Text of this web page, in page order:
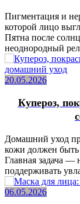
Пигментация и
которой лицо
Пятна после
неоднородный
20.05.2026
Купероз,
Домашний уход
кожи должен
Главная задача —
поддерживать
06.05.2026